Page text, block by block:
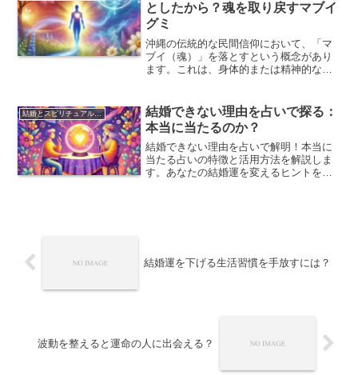
としたから？魂を取り戻すマブイ
グミ
沖縄の伝統的な民間信仰において、「マ
ブイ（魂）」を落とすという概念があり
ます。これは、身体的または精神的なシ
した状態では、心身の不調や運勢の低下
が生じるとされ、これを元...
結婚とスピリチュアルな視点
結婚できない理由を占いで探る：
本当に当たるのか？
結婚できない理由を占いで解明！本当に
当たる占いの特徴と活用方法を解説しま
す。あなたの結婚運を変えるヒントを見
結婚運を下げる生活習慣を手放すには？
波動を整えると運命の人に出会える？